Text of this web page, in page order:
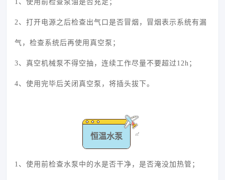
1、使用前检查泵油是否充足；
2、打开电源之后检查出气口是否冒烟，冒烟表示系统有漏
气，检查系统后再使用真空泵；
3、真空机械泵不得空抽，连续工作尽量不要超过12h；
4、使用完毕后关闭真空泵，将插头拔下。
恒温水泵
1、使用前检查水泵中的水是否干净，是否淹没加热管；